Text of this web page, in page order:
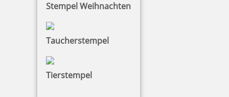
Stempel Weihnachten
Taucherstempel
Tierstempel